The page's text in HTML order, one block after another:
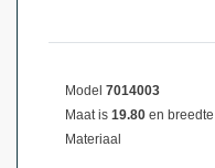
Model 7014003
Maat is 19.80 en
Materiaal